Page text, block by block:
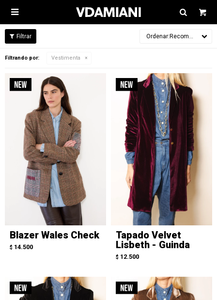

Recomendados
Filtrando por: Vestimenta
Blazer Wales Check
$ 14.500
Tapado Velvet
Lisbeth - Guinda
$ 12.500